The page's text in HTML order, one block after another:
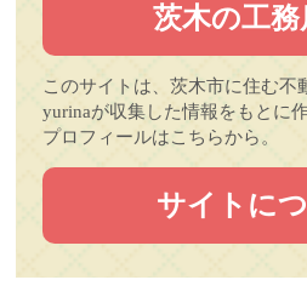
茨木の工務
このサイトは、茨木市に住む不
yurinaが収集した情報をもとに
プロフィールはこちらから。
サイトに